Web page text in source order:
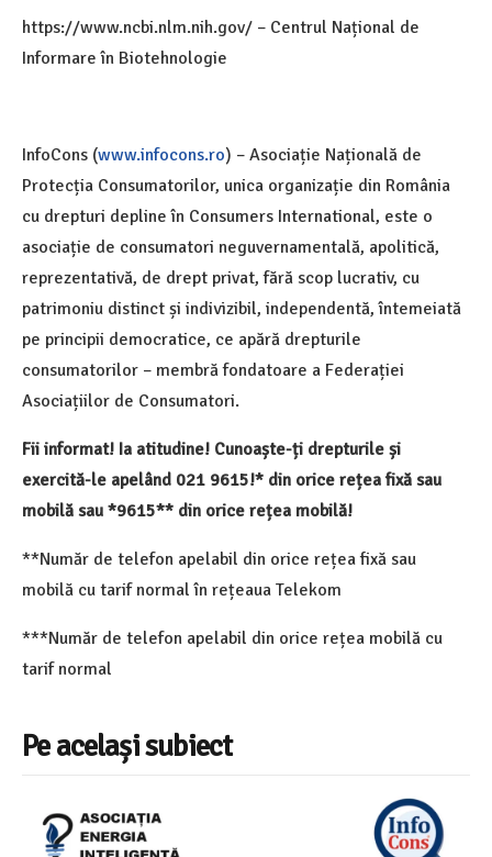
https://www.ncbi.nlm.nih.gov/ – Centrul Național de
Informare în Biotehnologie
InfoCons (www.infocons.ro) – Asociație Națională de
Protecția Consumatorilor, unica organizație din România
cu drepturi depline în Consumers International, este o
asociație de consumatori neguvernamentală, apolitică,
reprezentativă, de drept privat, fără scop lucrativ, cu
patrimoniu distinct și indivizibil, independentă, întemeiată
pe principii democratice, ce apără drepturile
consumatorilor – membră fondatoare a Federației
Asociațiilor de Consumatori.
Fii informat! Ia atitudine! Cunoaște-ți drepturile și
exercită-le apelând 021 9615!* din orice rețea fixă sau
mobilă sau *9615** din orice rețea mobilă!
**Număr de telefon apelabil din orice rețea fixă sau
mobilă cu tarif normal în rețeaua Telekom
***Număr de telefon apelabil din orice rețea mobilă cu
tarif normal
Pe același subiect